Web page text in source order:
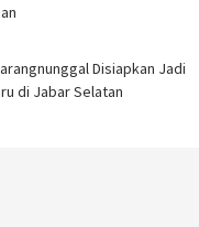
Disiapkan Jadi
di Jabar Selatan